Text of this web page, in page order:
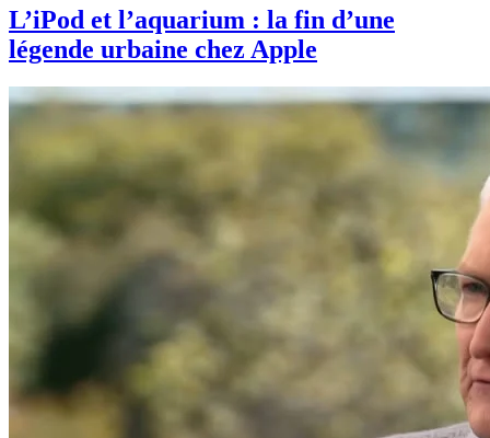
L’iPod et l’aquarium : la fin d’une
légende urbaine chez Apple